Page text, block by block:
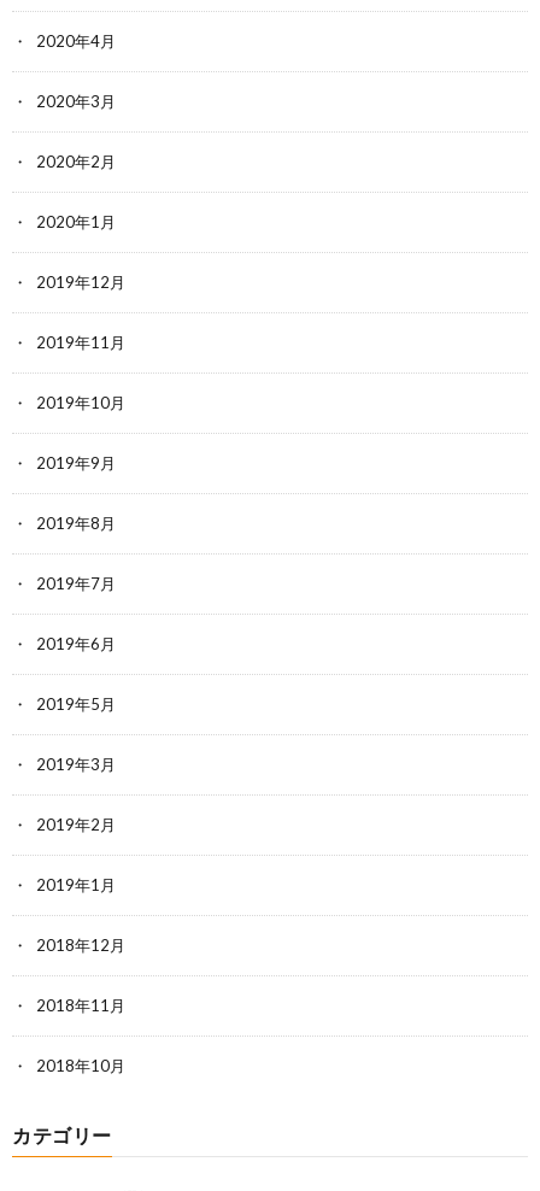
2020年4月
2020年3月
2020年2月
2020年1月
2019年12月
2019年11月
2019年10月
2019年9月
2019年8月
2019年7月
2019年6月
2019年5月
2019年3月
2019年2月
2019年1月
2018年12月
2018年11月
2018年10月
カテゴリー